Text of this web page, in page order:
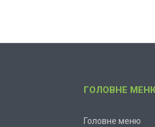
ГОЛОВНЕ
Головне меню